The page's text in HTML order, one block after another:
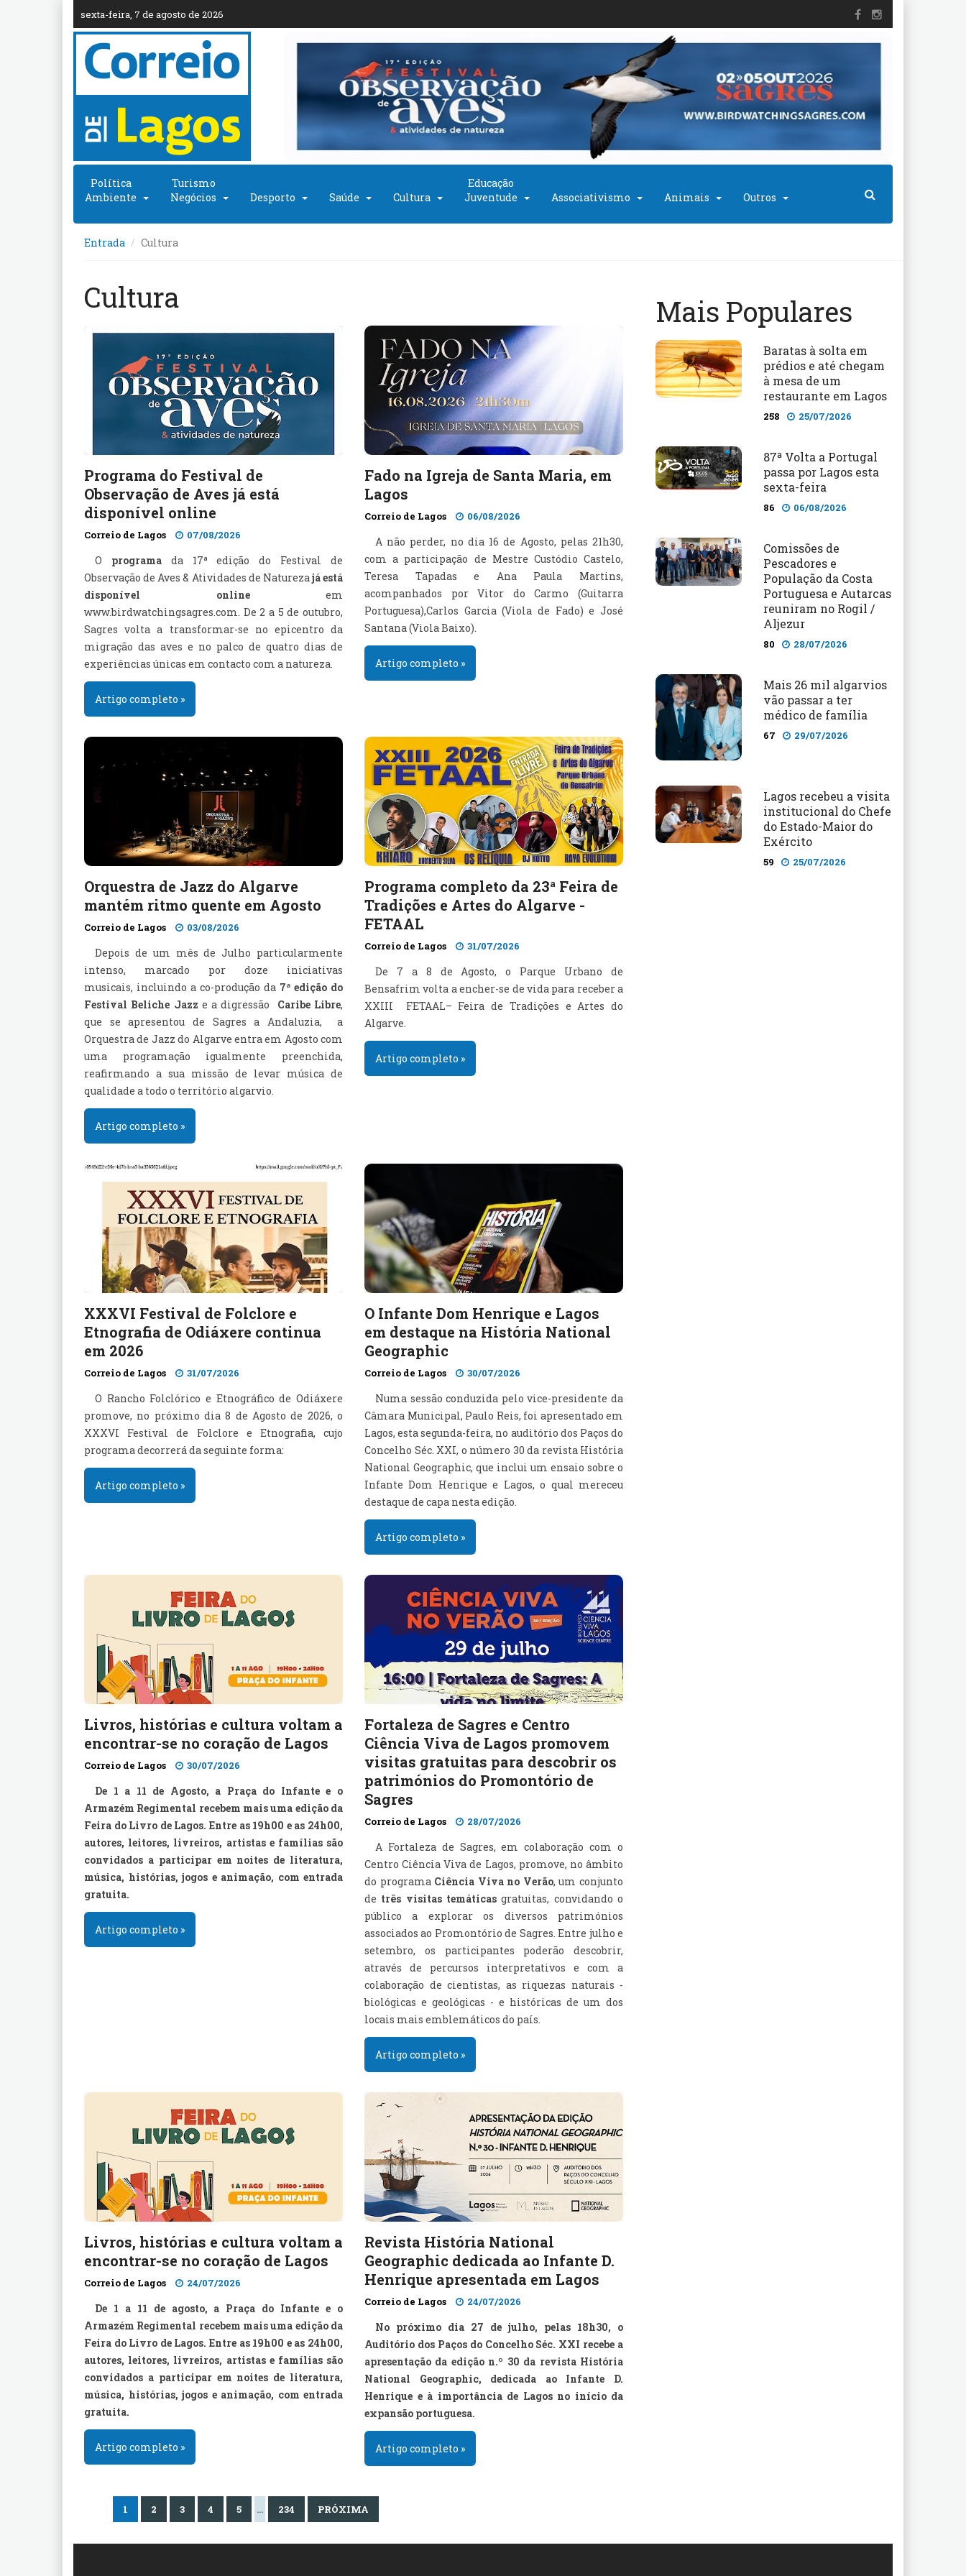
sexta-feira, 7 de agosto de 2026
Política
Ambiente
Turismo
Negócios
Desporto Saúde Cultura
Educação
Juventude
Associativismo Animais Outros
Entrada Cultura
Cultura
Programa do Festival de
Observação de Aves já está
disponível online
Correio de Lagos 07/08/2026
O programada 17ª edição do Festival de
Observação de Aves & Atividades de Naturezajá está
disponível onlineem
www.birdwatchingsagres.com. De 2 a 5 de outubro,
Sagres volta a transformar-se no epicentro da
migração das aves e no palco de quatro dias de
experiências únicas em contacto com a natureza.
Artigo completo »
Fado na Igreja de Santa Maria, em
Lagos
Correio de Lagos 06/08/2026
A não perder, no dia 16 de Agosto, pelas 21h30,
com a participação de Mestre Custódio Castelo,
Teresa Tapadas e Ana Paula Martins,
acompanhados por Vitor do Carmo (Guitarra
Portuguesa),Carlos Garcia (Viola de Fado) e José
Santana (Viola Baixo).
Artigo completo »
Orquestra de Jazz do Algarve
mantém ritmo quente em Agosto
Correio de Lagos 03/08/2026
Depois de um mês de Julho particularmente
intenso, marcado por doze iniciativas
musicais, incluindo a co-produção da 7ª edição do
Festival Beliche Jazz e a digressão Caribe Libre,
que se apresentou de Sagres a Andaluzia, a
Orquestra de Jazz do Algarve entra em Agosto com
uma programação igualmente preenchida,
reafirmando a sua missão de levar música de
qualidade a todo o território algarvio.
Artigo completo »
Programa completo da 23ª Feira de
Tradições e Artes do Algarve -
FETAAL
Correio de Lagos 31/07/2026
De 7 a 8 de Agosto, o Parque Urbano de
Bensafrim volta a encher-se de vida para receber a
XXIII FETAAL– Feira de Tradições e Artes do
Algarve.
Artigo completo »
XXXVI Festival de Folclore e
Etnografia de Odiáxere continua
em 2026
Correio de Lagos 31/07/2026
O Rancho Folclórico e Etnográfico de Odiáxere
promove, no próximo dia 8 de Agosto de 2026, o
XXXVI Festival de Folclore e Etnografia, cujo
programa decorrerá da seguinte forma:
Artigo completo »
O Infante Dom Henrique e Lagos
em destaque na História National
Geographic
Correio de Lagos 30/07/2026
Numa sessão conduzida pelo vice-presidente da
Câmara Municipal, Paulo Reis, foi apresentado em
Lagos, esta segunda-feira, no auditório dos Paços do
Concelho Séc. XXI, o número 30 da revista História
National Geographic, que inclui um ensaio sobre o
Infante Dom Henrique e Lagos, o qual mereceu
destaque de capa nesta edição.
Artigo completo »
Livros, histórias e cultura voltam a
encontrar-se no coração de Lagos
Correio de Lagos 30/07/2026
De 1 a 11 de Agosto, a Praça do Infante e o
Armazém Regimental recebem mais uma edição da
Feira do Livro de Lagos. Entre as 19h00 e as 24h00,
autores, leitores, livreiros, artistas e famílias são
convidados a participar em noites de literatura,
música, histórias, jogos e animação, com entrada
gratuita.
Artigo completo »
Fortaleza de Sagres e Centro
Ciência Viva de Lagos promovem
visitas gratuitas para descobrir os
patrimónios do Promontório de
Sagres
Correio de Lagos 28/07/2026
A Fortaleza de Sagres, em colaboração com o
Centro Ciência Viva de Lagos, promove, no âmbito
do programa Ciência Viva no Verão, um conjunto
de três visitas temáticasgratuitas, convidando o
público a explorar os diversos patrimónios
associados ao Promontório de Sagres. Entre julho e
setembro, os participantes poderão descobrir,
através de percursos interpretativos e com a
colaboração de cientistas, as riquezas naturais -
biológicas e geológicas - e históricas de um dos
locais mais emblemáticos do país.
Artigo completo »
Livros, histórias e cultura voltam a
encontrar-se no coração de Lagos
Correio de Lagos 24/07/2026
De 1 a 11 de agosto, a Praça do Infante e o
Armazém Regimental recebem mais uma edição da
Feira do Livro de Lagos. Entre as 19h00 e as 24h00,
autores, leitores, livreiros, artistas e famílias são
convidados a participar em noites de literatura,
música, histórias, jogos e animação, com entrada
gratuita.
Artigo completo »
Revista História National
Geographic dedicada ao Infante D.
Henrique apresentada em Lagos
Correio de Lagos 24/07/2026
No próximo dia 27 de julho, pelas 18h30, o
Auditório dos Paços do Concelho Séc. XXI recebe a
apresentação da edição n.º 30 da revista História
National Geographic, dedicada ao Infante D.
Henrique e à importância de Lagos no início da
expansão portuguesa.
Artigo completo »
1 2 3 4 5 … 234 PRÓXIMA
Mais Populares
Baratas à solta em
prédios e até chegam
à mesa de um
restaurante em Lagos
258 25/07/2026
87ª Volta a Portugal
passa por Lagos esta
sexta-feira
86 06/08/2026
Comissões de
Pescadores e
População da Costa
Portuguesa e Autarcas
reuniram no Rogil /
Aljezur
80 28/07/2026
Mais 26 mil algarvios
vão passar a ter
médico de família
67 29/07/2026
Lagos recebeu a visita
institucional do Chefe
do Estado-Maior do
Exército
59 25/07/2026